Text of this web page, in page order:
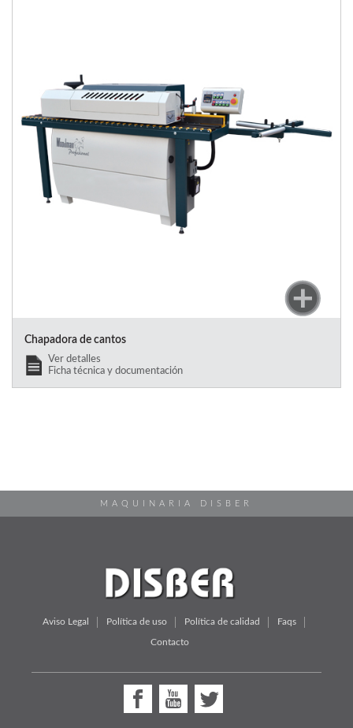
Chapadora de cantos
Ver detalles
Ficha técnica y documentación
MAQUINARIA DISBER
Aviso Legal Política de uso Política de calidad Faqs
Contacto